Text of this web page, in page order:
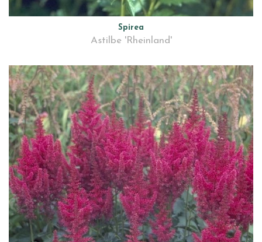
Spirea
Astilbe 'Rheinland'